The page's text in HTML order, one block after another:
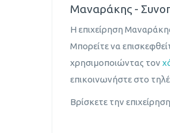
Μαναράκης -
Η επιχείρηση
Μπορείτε να
χρησιμοποιώντας τον
επικοινωνήστε στο
Βρίσκετε την